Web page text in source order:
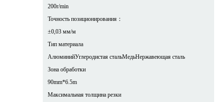
200r/min
Точность позиционирования：
±0,03 мм/м
Тип материала
АлюминийУглеродистая стальМедьНержавеющая сталь
Зона обработки
90mm*6.5m
Максимальная толщина резки